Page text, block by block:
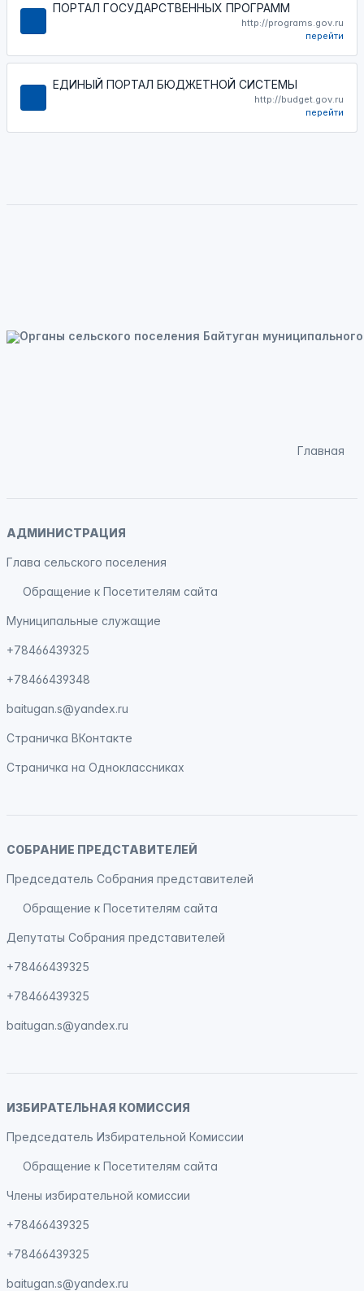
ПОРТАЛ ГОСУДАРСТВЕННЫХ ПРОГРАММ
http://programs.gov.ru
перейти
ЕДИНЫЙ ПОРТАЛ БЮДЖЕТНОЙ СИСТЕМЫ
http://budget.gov.ru
перейти
Главная
АДМИНИСТРАЦИЯ
Глава сельского поселения
Обращение к Посетителям сайта
Муниципальные служащие
+78466439325
+78466439348
baitugan.s@yandex.ru
Страничка ВКонтакте
Страничка на Одноклассниках
СОБРАНИЕ ПРЕДСТАВИТЕЛЕЙ
Председатель Собрания представителей
Обращение к Посетителям сайта
Депутаты Собрания представителей
+78466439325
+78466439325
baitugan.s@yandex.ru
ИЗБИРАТЕЛЬНАЯ КОМИССИЯ
Председатель Избирательной Комиссии
Обращение к Посетителям сайта
Члены избирательной комиссии
+78466439325
+78466439325
baitugan.s@yandex.ru